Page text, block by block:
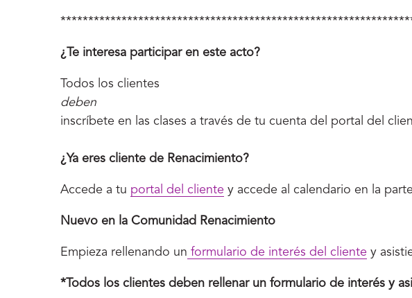
¿Te interesa participar en este acto?
Todos los clientes
deben
inscríbete en las clases a través de tu cuenta del portal del
¿Ya eres cliente de Renacimiento?
Accede a tu portal del cliente y accede al calendario en la
Nuevo en la Comunidad Renacimiento
Empieza rellenando un formulario de interés del cliente y
*Todos los clientes deben rellenar un formulario de interés y